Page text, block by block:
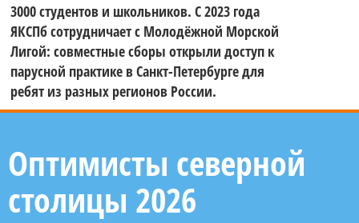
3000 студентов и школьников. С 2023 года
ЯКСПб сотрудничает с Молодёжной Морской
Лигой: совместные сборы открыли доступ к
парусной практике в Санкт-Петербурге для
ребят из разных регионов России.
Оптимисты северной
столицы 2026